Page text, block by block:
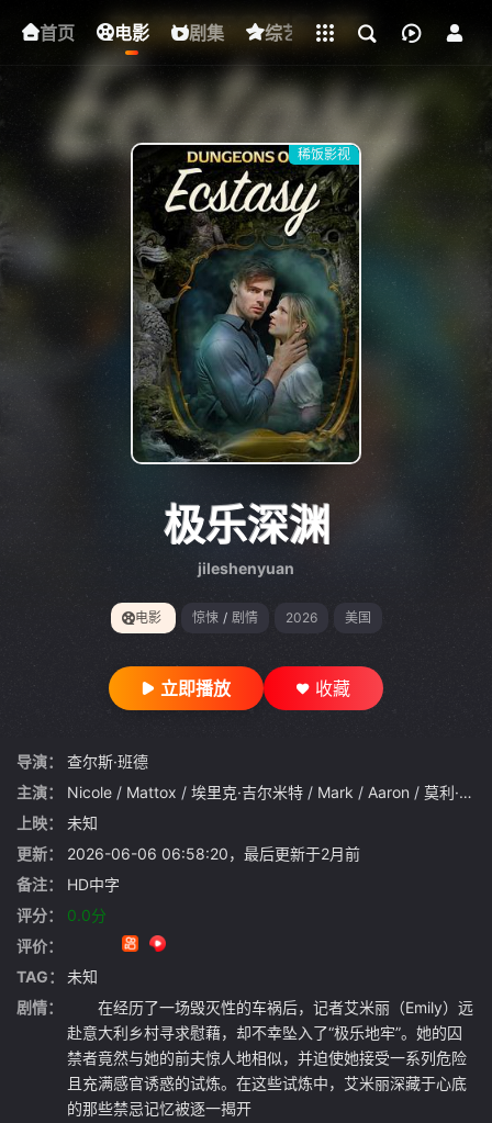
首页 电影 剧集 综艺 动漫 短剧
下载客户端
gt 0"}
稀饭影视
极乐深渊
jileshenyuan
电影 惊悚 / 剧情 2026 美国
立即播放 收藏
导演：
查尔斯·班德
主演：
Nicole / Mattox / 埃里克·吉尔米特 / Mark / Aaron / 莫利·安德森
上映：
未知
更新：
2026-06-06 06:58:20，最后更新于2月前
备注：
HD中字
评分：
0.0分
评价：
TAG：
未知
剧情：
在经历了一场毁灭性的车祸后，记者艾米丽（Emily）远
赴意大利乡村寻求慰藉，却不幸坠入了“极乐地牢”。她的囚
禁者竟然与她的前夫惊人地相似，并迫使她接受一系列危险
且充满感官诱惑的试炼。在这些试炼中，艾米丽深藏于心底
的那些禁忌记忆被逐一揭开